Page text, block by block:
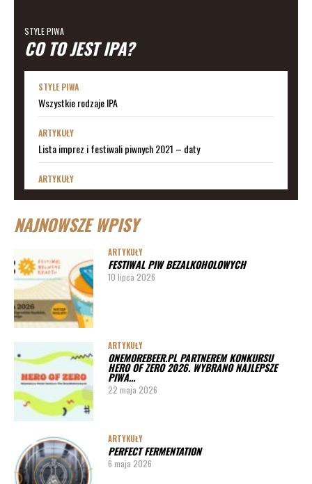
STYLE PIWA
CO TO JEST IPA?
STYLE PIWA
Wszystkie rodzaje IPA
ARTYKUŁY
Lista imprez i festiwali piwnych 2021 – daty
ARTYKUŁY
Lista imprez i festiwali piwnych 2020 – daty
ARTYKUŁY
ARTYKUŁY
Lista imprez i festiwali piwnych 2020 – miasta
ARTYKUŁY
Pędy chmielu – danie ekskluzywne
PORADY
Jak działa instalacja do wyszynku piwa w barze
NAJNOWSZE WPISY
ARTYKUŁY
FESTIWAL PIW BEZALKOHOLOWYCH
10 lipca 2026
ARTYKUŁY
ONEMOREBEER.PL PARTNEREM KONKURSU
HERO OF ZERO 2026. WYBRANO NAJLEPSZE
PIWA…
22 maja 2026
ARTYKUŁY
PERFECT FERMENTATION
6 maja 2026